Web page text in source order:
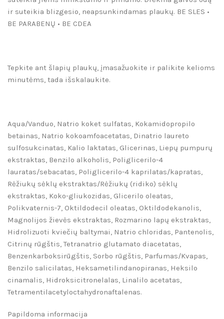
ir suteikia blizgesio, neapsunkindamas plaukų. BE SLES •
BE PARABENŲ • BE CDEA
Tepkite ant šlapių plaukų, įmasažuokite ir palikite kelioms
minutėms, tada išskalaukite.
Aqua/Vanduo, Natrio koket sulfatas, Kokamidopropilo
betainas, Natrio kokoamfoacetatas, Dinatrio laureto
sulfosukcinatas, Kalio laktatas, Glicerinas, Liepų pumpurų
ekstraktas, Benzilo alkoholis, Poliglicerilo-4
lauratas/sebacatas, Poliglicerilo-4 kaprilatas/kapratas,
Rėžiukų sėklų ekstraktas/Rėžiukų (ridiko) sėklų
ekstraktas, Koko-gliukozidas, Glicerilo oleatas,
Polikvaternis-7, Oktildodecil oleatas, Oktildodekanolis,
Magnolijos žievės ekstraktas, Rozmarino lapų ekstraktas,
Hidrolizuoti kviečių baltymai, Natrio chloridas, Pantenolis,
Citrinų rūgštis, Tetranatrio glutamato diacetatas,
Benzenkarboksirūgštis, Sorbo rūgštis, Parfumas/Kvapas,
Benzilo salicilatas, Heksametilindanopiranas, Heksilo
cinamalis, Hidroksicitronelalas, Linalilo acetatas,
Tetramentilacetyloctahydronaftalenas.
Papildoma informacija